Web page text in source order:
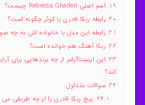
19 اسم اصلی Rebecca Ghaderi چیست؟
20 رابطه ربکا قادری با کوثر چگونه است؟
21 رابطه این مدل با خانواده اش به چه
22 ربکا آهنگ هم خوانده است؟
23 این اینستاگرامر از چه برندهایی برای
کند؟
24 سوالات متداول
24.1 پیج ربکا قادری را از چه طریقی می